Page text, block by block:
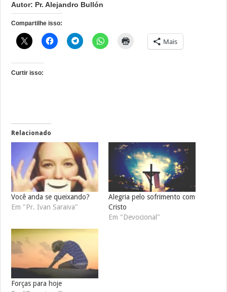
Autor: Pr. Alejandro Bullón
Compartilhe isso:
Mais
Curtir isso:
Relacionado
Você anda se queixando?
Em "Pr. Ivan Saraiva"
Alegria pelo sofrimento com
Cristo
Em "Devocional"
Forças para hoje